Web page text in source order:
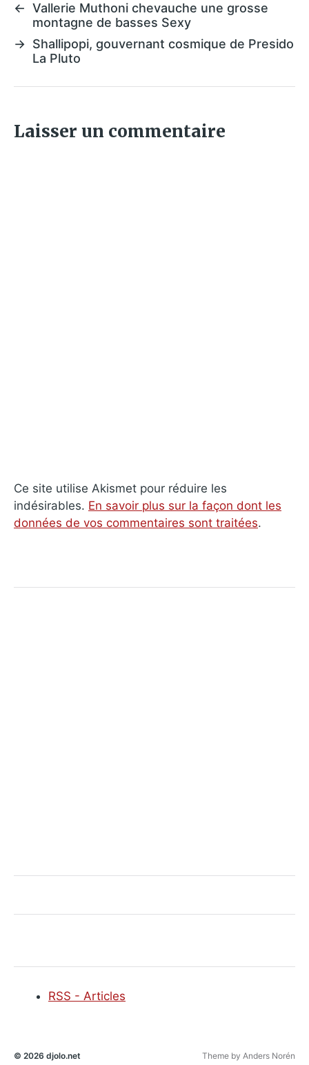
← Vallerie Muthoni chevauche une grosse
montagne de basses Sexy
→ Shallipopi, gouvernant cosmique de Presido
La Pluto
Laisser un commentaire
Ce site utilise Akismet pour réduire les
indésirables. En savoir plus sur la façon dont les
données de vos commentaires sont traitées.
RSS - Articles
© 2026 djolo.net Theme by Anders Norén